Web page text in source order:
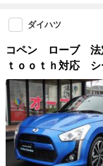
ダイハツ
コペン ローブ 法
ｔｏｏｔｈ対応